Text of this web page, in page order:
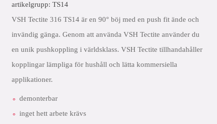
artikelgrupp: TS14
VSH Tectite 316 TS14 är en 90° böj med en push fit ände och
invändig gänga. Genom att använda VSH Tectite använder du
en unik pushkoppling i världsklass. VSH Tectite tillhandahåller
kopplingar lämpliga för hushåll och lätta kommersiella
applikationer.
demonterbar
inget hett arbete krävs